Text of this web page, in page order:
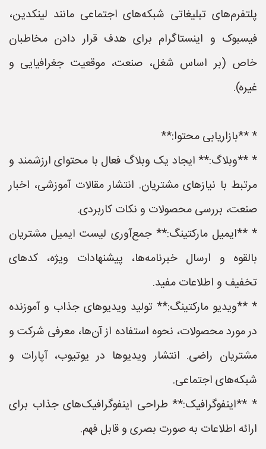
پلتفرم‌های تبلیغاتی شبکه‌های اجتماعی مانند لینکدین،
فیسبوک و اینستاگرام برای هدف قرار دادن مخاطبان
خاص (بر اساس شغل، صنعت، موقعیت جغرافیایی و
غیره).
* **بازاریابی محتوا:**
* **وبلاگ:** ایجاد یک وبلاگ فعال با محتوای ارزشمند و
مرتبط با نیازهای مشتریان. انتشار مقالات آموزشی، اخبار
صنعت، بررسی محصولات و نکات کاربردی.
* **ایمیل مارکتینگ:** جمع‌آوری لیست ایمیل مشتریان
بالقوه و ارسال خبرنامه‌ها، پیشنهادات ویژه، کدهای
تخفیف و اطلاعات مفید.
* **ویدیو مارکتینگ:** تولید ویدیوهای جذاب و آموزنده
در مورد محصولات، نحوه استفاده از آن‌ها، معرفی شرکت و
مشتریان راضی. انتشار ویدیوها در یوتیوب، آپارات و
شبکه‌های اجتماعی.
* **اینفوگرافیک:** طراحی اینفوگرافیک‌های جذاب برای
ارائه اطلاعات به صورت بصری و قابل فهم.